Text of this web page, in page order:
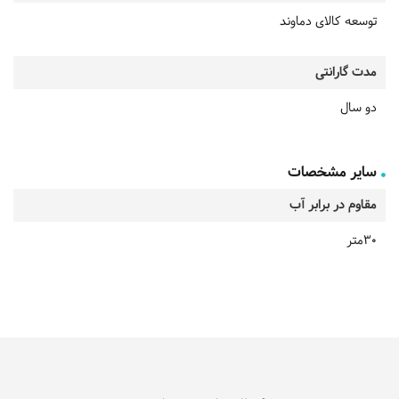
توسعه کالای دماوند
مدت گارانتی
دو سال
سایر مشخصات
مقاوم در برابر آب
30متر